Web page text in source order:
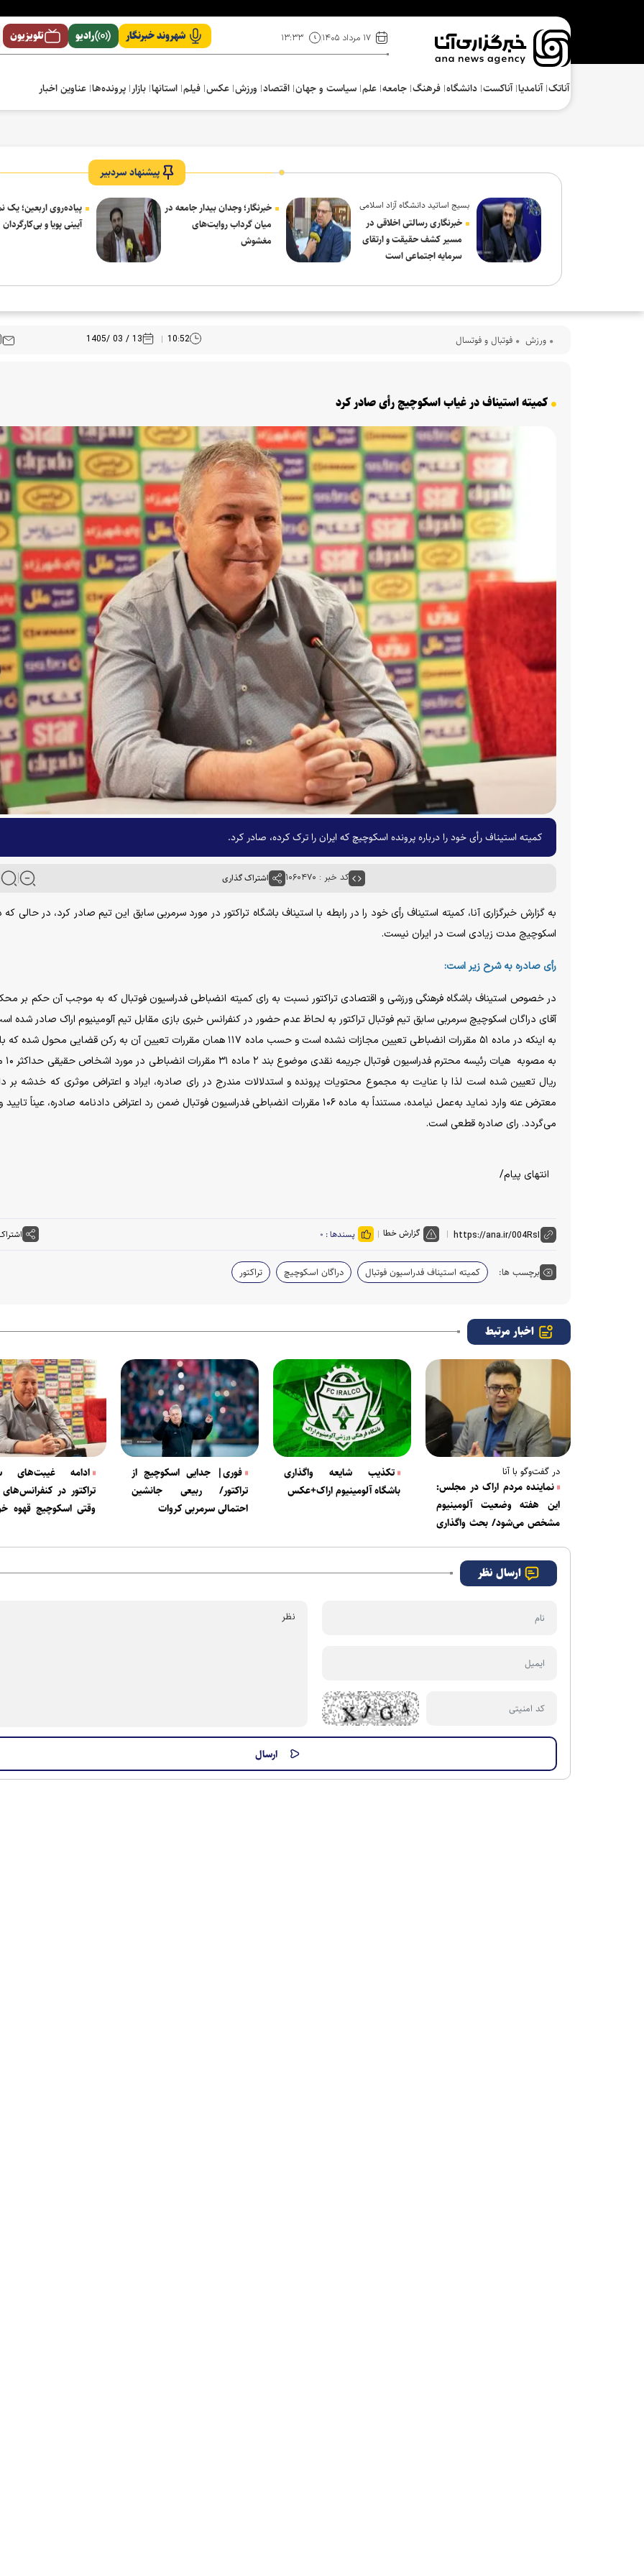
۱۷ مرداد ۱۴۰۵ ۱۳:۳۳ شهروند خبرنگار رادیو تلویزیون
آناتک آنامدیا آناکست دانشگاه فرهنگ‌ جامعه علم سیاست و جهان اقتصاد ورزش عکس فیلم استانها بازار پرونده‌ها عناوین اخبار
پیشنهاد سردبیر
بسیج اساتید دانشگاه آزاد اسلامی
در پیام روز خبرنگار:
خبرنگاری رسالتی اخلاقی در
مسیر کشف حقیقت و ارتقای
سرمایه اجتماعی است
خبرنگار؛ وجدان بیدار جامعه در
میان گرداب روایت‌های
مغشوش
پیاده‌روی اربعین؛ یک
آیینی پویا و بی‌کارگردان
ورزش فوتبال و فوتسال 10:52
13 / 03 /1405
کمیته استیناف در غیاب اسکوچیچ رأی صادر کرد
کمیته استیناف رأی خود را درباره پرونده اسکوچیچ که ایران را ترک کرده، صادر کرد.
کد خبر : ۱۰۶۰۴۷۰ اشتراک گذاری
به گزارش خبرگزاری آنا، کمیته استیناف رأی خود را در رابطه با استیناف باشگاه تراکتور در مورد سرمربی سابق این تیم صادر کرد، در حالی که
اسکوچیچ مدت زیادی است در ایران نیست.
رأی صادره به شرح زیر است:
در خصوص استیناف باشگاه فرهنگی ورزشی و اقتصادی تراکتور نسبت به رای کمیته انضباطی فدراسیون فوتبال که به موجب آن حکم بر
آقای دراگان اسکوچیچ سرمربی سابق تیم فوتبال تراکتور به لحاظ عدم حضور در کنفرانس خبری بازی مقابل تیم آلومینیوم اراک صادر شده
به اینکه در ماده ۵۱ مقررات انضباطی تعیین مجازات نشده است و حسب ماده ۱۱۷ همان مقررات تعیین آن به رکن قضایی محول
به مصوبه هیات
ریال تعیین شده است لذا با عنایت به مجموع محتویات پرونده و استدلالات مندرج در رای صادره، ایراد و اعتراض موثری که خدشه بر
معترض عنه وارد نماید به‌عمل نیامده، مستنداً به ماده ۱۰۶ مقررات انضباطی فدراسیون فوتبال ضمن رد اعتراض دادنامه صادره، عیناً
می‌گردد. رای صادره قطعی است.
انتهای پیام/
گزارش خطا پسندها : ۰
برچسب ها: کمیته استیناف فدراسیون فوتبال دراگان اسکوچیچ تراکتور
اخبار مرتبط
در گفت‌وگو با آنا
نماینده مردم اراک در مجلس:
این هفته وضعیت آلومینیوم
مشخص می‌شود/ بحث واگذاری
تکذیب شایعه واگذاری
باشگاه آلومینیوم اراک+عکس
فوری| جدایی اسکوچیچ از
تراکتور/ ربیعی جانشین
احتمالی سرمربی کروات
ادامه غیبت‌های
تراکتور در
وقتی اسکوچیچ قهوه
می‌دهد!
ارسال نظر